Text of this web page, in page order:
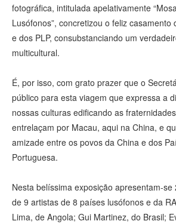
fotográfica, intitulada apelativamente
Lusófonos”, concretizou o feliz casamento
e dos PLP, consubstanciando um
multicultural.
É, por isso, com grato prazer que o
público para esta viagem que expressa a
nossas culturas edificando as
entrelaçam por Macau, aqui na China, e
amizade entre os povos da China e dos
Portuguesa.
Nesta belíssima exposição apresentam-
de 9 artistas de 8 países lusófonos e da
Lima, de Angola; Gui Martinez, do Brasil;